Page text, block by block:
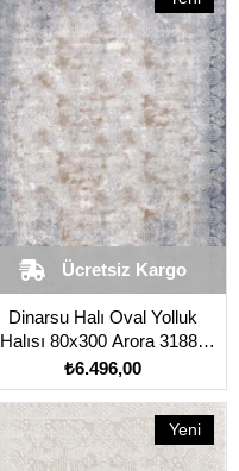
Dinarsu Halı Oval Yolluk
Halısı 80x300 Arora 31885
035 Mavi
₺6.496,00
Ücretsiz Kargo
Ürün
Yeni
Ürün